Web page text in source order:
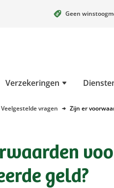
Geen
Verzekeringen
Veelgestelde vragen Zijn er
geld?